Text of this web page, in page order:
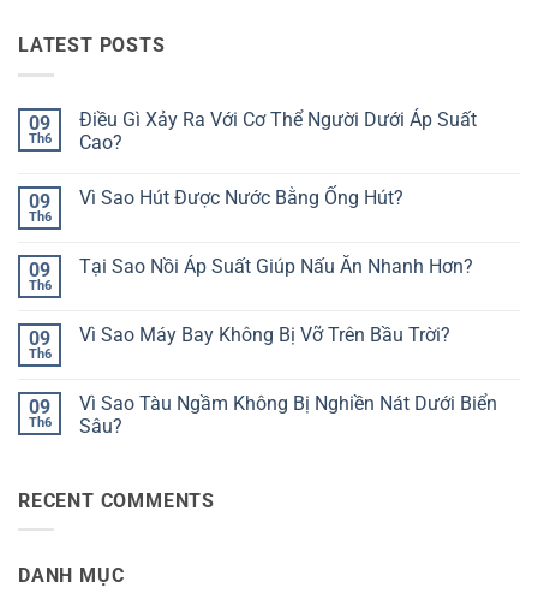
LATEST POSTS
09
Th6
Điều Gì Xảy Ra Với Cơ Thể Người Dưới Áp Suất
Cao?
bình
Gì
Xảy
Cơ
Thể
Suất
Cao?
09
Th6
Vì Sao Hút Được Nước Bằng Ống Hút?
luận
Hút
Được
Ống
Hút?
09
Th6
Tại Sao Nồi Áp Suất Giúp Nấu Ăn Nhanh Hơn?
bình
luận
Nồi
Áp
Suất
Nhanh
Hơn?
09
Th6
Vì Sao Máy Bay Không Bị Vỡ Trên Bầu Trời?
bình
luận
ở
Vì
Không
Trời?
09
Th6
Vì Sao Tàu Ngầm Không Bị Nghiền Nát Dưới Biển
Sâu?
luận
ở
Ngầm
Không
RECENT COMMENTS
DANH MỤC